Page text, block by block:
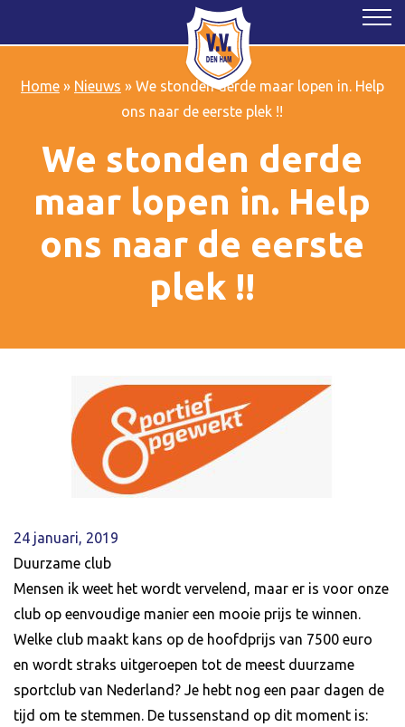
Home» Nieuws » We stonden derde maar lopen in. Help
ons naar de eerste plek !!
We stonden derde
maar lopen in. Help
ons naar de eerste
plek !!
24 januari, 2019
Duurzame club
Mensen ik weet het wordt vervelend, maar er is voor onze
club op eenvoudige manier een mooie prijs te winnen.
Welke club maakt kans op de hoofdprijs van 7500 euro
en wordt straks uitgeroepen tot de meest duurzame
sportclub van Nederland? Je hebt nog een paar dagen de
tijd om te stemmen. De tussenstand op dit moment is: